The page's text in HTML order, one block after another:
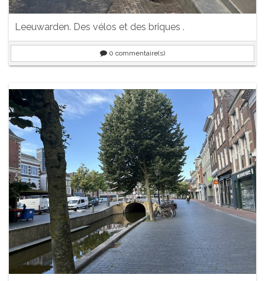
Leeuwarden. Des vélos et des briques .
0 commentaire(s)